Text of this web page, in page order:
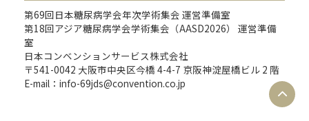
第69回日本糖尿病学会年次学術集会 運営準備室
第18回アジア糖尿病学会学術集会（AASD2026） 運営準備
室
日本コンベンションサービス株式会社
〒541-0042 大阪市中央区今橋 4-4-7 京阪神淀屋橋ビル 2 階
E-mail：info-69jds@convention.co.jp